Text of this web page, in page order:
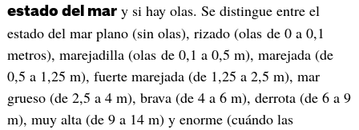
estado del mary si hay olas. Se distingue entre el
estado del mar plano (sin olas), rizado (olas de 0 a 0,1
metros), marejadilla (olas de 0,1 a 0,5 m), marejada (de
0,5 a 1,25 m), fuerte marejada (de 1,25 a 2,5 m), mar
grueso (de 2,5 a 4 m), brava (de 4 a 6 m), derrota (de 6 a 9
m), muy alta (de 9 a 14 m) y enorme (cuándo las